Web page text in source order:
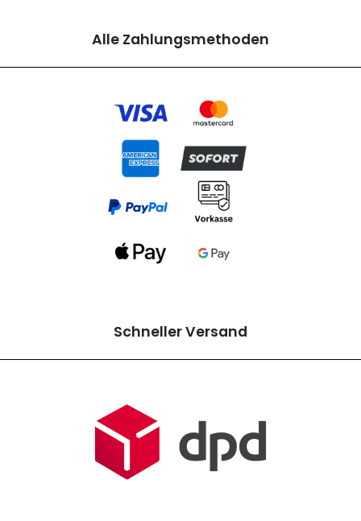
Alle Zahlungsmethoden
Schneller Versand